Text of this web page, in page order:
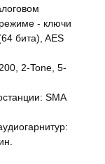
- ключи
бита), AES
2-Tone, 5-
SMA